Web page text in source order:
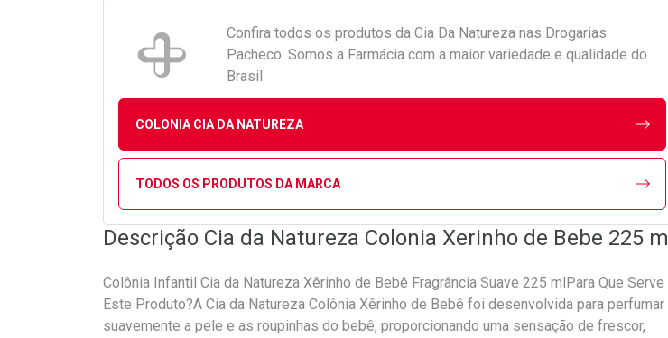
Confira todos os produtos da Cia Da Natureza nas Drogarias
Pacheco. Somos a Farmácia com a maior variedade e qualidade do
Brasil.
COLONIA CIA DA NATUREZA
TODOS OS PRODUTOS DA MARCA
Descrição Cia da Natureza Colonia Xerinho de Bebe 225 ml
Colônia Infantil Cia da Natureza Xêrinho de Bebê Fragrância Suave 225 mlPara Que Serve
Este Produto?A Cia da Natureza Colônia Xêrinho de Bebê foi desenvolvida para perfumar
suavemente a pele e as roupinhas do bebê, proporcionando uma sensação de frescor,